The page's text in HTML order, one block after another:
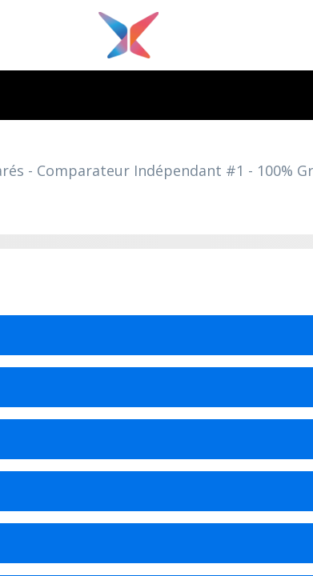
- Comparateur Indépendant #1 - 100%